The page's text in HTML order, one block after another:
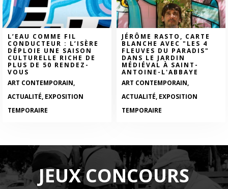
L’EAU COMME FIL
CONDUCTEUR : L’ISÈRE
DÉPLOIE UNE SAISON
CULTURELLE RICHE DE
PLUS DE 50 RENDEZ-
VOUS
ART CONTEMPORAIN,
ACTUALITÉ, EXPOSITION
TEMPORAIRE
JÉRÔME RASTO, CARTE
BLANCHE AVEC "LES 4
FLEUVES DU PARADIS"
DANS LE JARDIN
MÉDIÉVAL À SAINT-
ANTOINE-L'ABBAYE
ART CONTEMPORAIN,
ACTUALITÉ, EXPOSITION
TEMPORAIRE
JEUX CONCOURS